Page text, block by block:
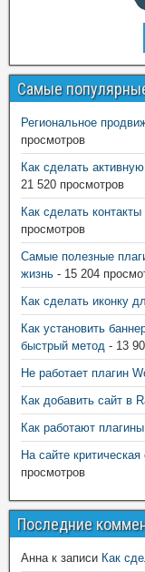
Самые
Региональное
просмотров
Как сделать
21 520 просмотров
Как сделать
просмотров
Самые полезные
жизнь - 15 204
Как сделать иконку
Как установить
быстрый метод - 13
Не работает плагин
Как добавить сайт в
Как работают
На сайте
просмотров
Последние
Анна к записи Как